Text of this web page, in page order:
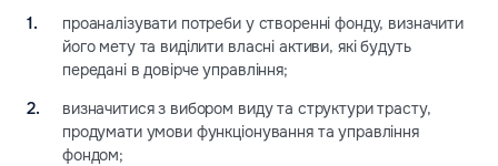
проаналізувати потреби у створенні фонду, визначити
його мету та виділити власні активи, які будуть
передані в довірче управління;
визначитися з вибором виду та структури трасту,
продумати умови функціонування та управління
фондом;